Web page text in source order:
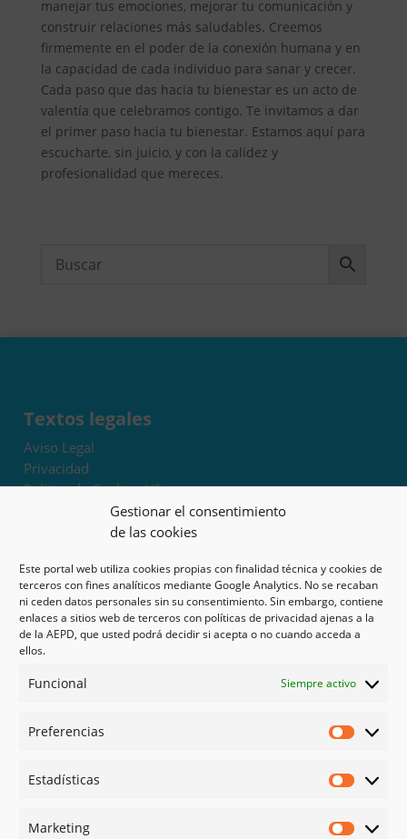
Gestionar el consentimiento
de las cookies
Este portal web utiliza cookies propias con finalidad técnica y cookies de
terceros con fines analíticos mediante Google Analytics. No se recaban
ni ceden datos personales sin su consentimiento. Sin embargo, contiene
enlaces a sitios web de terceros con políticas de privacidad ajenas a la
de la AEPD, que usted podrá decidir si acepta o no cuando acceda a
ellos.
Funcional Siempre activo
Preferencias
Estadísticas
Marketing
manejar tus emociones, mejorar tu comunicación y
construir relaciones más saludables. Creemos
firmemente en el poder de la conexión humana y en
la capacidad de cada individuo para sanar y crecer.
Cada paso que das hacia tu bienestar es un acto de
valentía que celebramos contigo. Te invitamos a dar
el primer paso hacia tu bienestar. Estamos aquí para
escucharte, sin juicio, y con la calidez y
profesionalidad que mereces.
Textos legales
Aviso Legal
Privacidad
Política de Cookies UE
Términos y condiciones
Exoneración de responsabilidad
Mapa del sitio
Mi cuenta
Tienda
Psicología en Murcia
Guías
Redes sociales
Instagram
Linked in